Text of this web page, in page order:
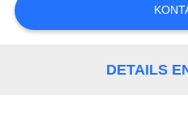
FORDERN
DETAILS